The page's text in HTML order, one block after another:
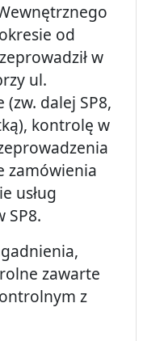
od
w
ul.
(zw. dalej SP8,
kontrolę w
zamówienia
usług
SP8.
zawarte
z